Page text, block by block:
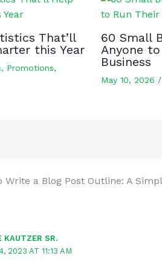
That’ll
this Year
, Promotions,
60 Small
Anyone
Business
May 10, 2026 /
Write a Blog Post Outline: A
KAUTZER SR.
2023 AT 11:13 AM